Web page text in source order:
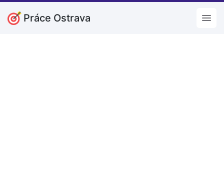
Práce Ostrava